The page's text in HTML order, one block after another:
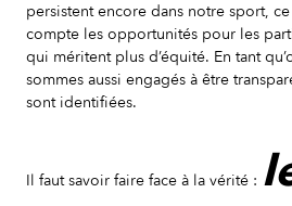
persistent encore dans notre sport,
compte les opportunités pour les
qui méritent plus d’équité. En tant
sommes aussi engagés à être
sont identifiées.
Il faut savoir faire face à la vérité :